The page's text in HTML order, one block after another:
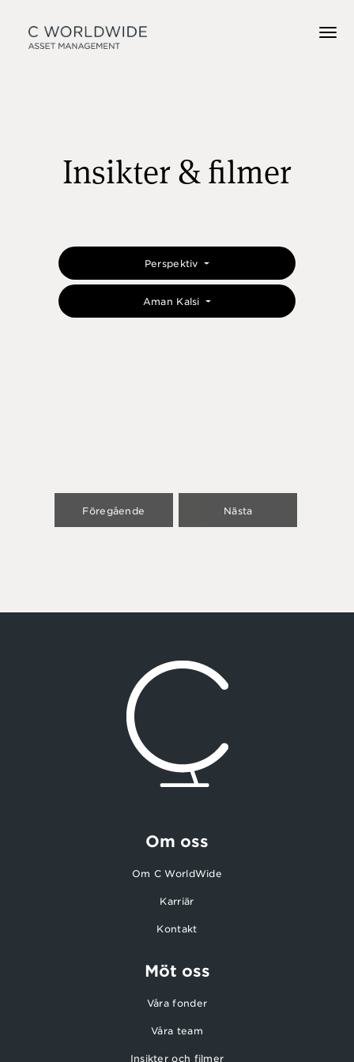
Insikter & filmer
Perspektiv
Aman Kalsi
Föregående Nästa
Om oss
Om C WorldWide
Karriär
Kontakt
Möt oss
Våra fonder
Våra team
Insikter och filmer